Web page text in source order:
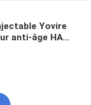
Yovire
anti-âge HA